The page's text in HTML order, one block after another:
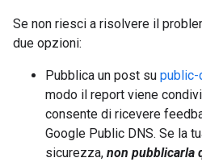
Se non riesci a risolvere il
due opzioni:
Pubblica un post su
modo il report viene
consente di ricevere
Google Public DNS. Se la
sicurezza, non pubblicarla